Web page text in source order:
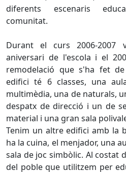
diferents escenaris
comunitat.
Durant el curs 2006-2007
aniversari de l'escola i el
remodelació que s'ha fet
edifici té 6 classes, una
multimèdia, una de naturals,
despatx de direcció i un de
material i una gran sala
Tenim un altre edifici amb la
ha la cuina, el menjador, una
sala de joc simbòlic. Al costat
del poble que utilitzem per